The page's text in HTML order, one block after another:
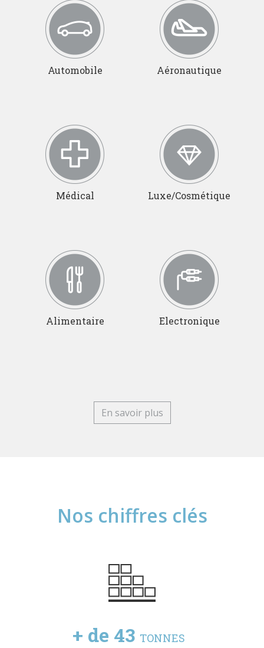
Automobile Aéronautique
Médical Luxe/Cosmétique
Alimentaire Electronique
En savoir plus
Nos chiffres clés
+ de 57 TONNES